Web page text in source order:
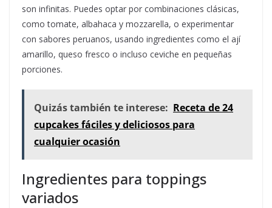
son infinitas. Puedes optar por combinaciones clásicas,
como tomate, albahaca y mozzarella, o experimentar
con sabores peruanos, usando ingredientes como el ají
amarillo, queso fresco o incluso ceviche en pequeñas
porciones.
Quizás también te interese: Receta de 24
cupcakes fáciles y deliciosos para
cualquier ocasión
Ingredientes para toppings
variados